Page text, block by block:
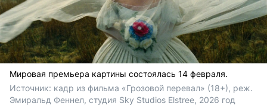
Мировая премьера картины состоялась 14 февраля.
Источник: кадр из фильма «Грозовой перевал» (18+), реж.
Эмиральд Феннел, студия Sky Studios Elstree, 2026 год